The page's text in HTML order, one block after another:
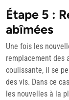
Étape 5 :
abîmées
Une fois les
remplacement des
coulissante, il se
des vis. Dans ce
les nouvelles à la